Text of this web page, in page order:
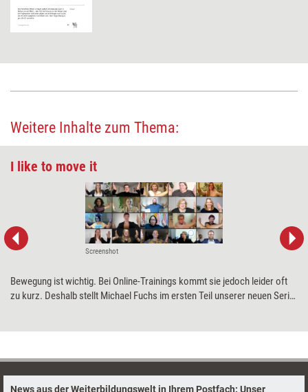
Weitere Inhalte zum Thema:
I like to move it
Screenshot
Bewegung ist wichtig. Bei Online-Trainings kommt sie jedoch leider oft
zu kurz. Deshalb stellt Michael Fuchs im ersten Teil unserer neuen Serie
News aus der Weiterbildungswelt in Ihrem Postfach: Unser